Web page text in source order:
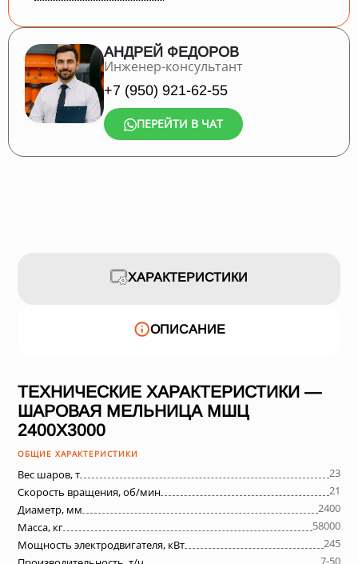
АНДРЕЙ ФЕДОРОВ
Инженер-консультант
+7 (950) 921-62-55
ПЕРЕЙТИ В ЧАТ
ХАРАКТЕРИСТИКИ
ОПИСАНИЕ
ТЕХНИЧЕСКИЕ ХАРАКТЕРИСТИКИ —
ШАРОВАЯ МЕЛЬНИЦА МШЦ
2400Х3000
ОБЩИЕ ХАРАКТЕРИСТИКИ
Вес шаров, т
23
Скорость вращения, об/мин
21
Диаметр, мм
2400
Масса, кг
58000
Мощность электродвигателя, кВт
245
7-50